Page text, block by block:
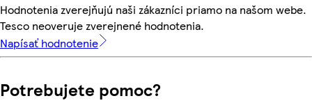
Hodnotenia zverejňujú naši zákazníci priamo na našom webe.
Tesco neoveruje zverejnené hodnotenia.
Napísať hodnotenie
Potrebujete pomoc?